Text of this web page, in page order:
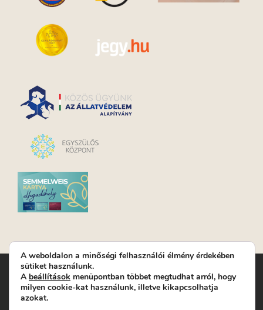
Turay Ida Színház Közhasznú Nonprofit Kft. | Működési
helyszín: Turay Ida Színház 1089 Budapest, Kálvária tér 6. |
Levelezési cím: 1089 Budapest, Kálvária tér 14. | Titkárság:
A weboldalon a minőségi felhasználói élmény érdekében
sütiket használunk.
A beállítások menüpontban többet megtudhat arról, hogy
milyen cookie-kat használunk, illetve kikapcsolhatja
azokat.